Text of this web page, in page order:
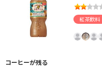
紅茶飲料
コーヒーが残る